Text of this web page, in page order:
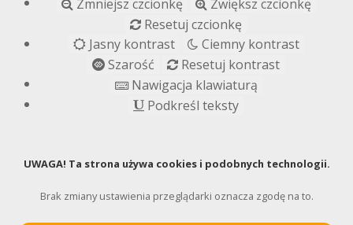
Zmniejsz czcionkę
Zwiększ czcionkę
Resetuj czcionkę
Jasny kontrast
Ciemny kontrast
Szarość
Resetuj kontrast
Nawigacja klawiaturą
Podkreśl teksty
UWAGA! Ta strona używa cookies i podobnych technologii.
Brak zmiany ustawienia przeglądarki oznacza zgodę na to.